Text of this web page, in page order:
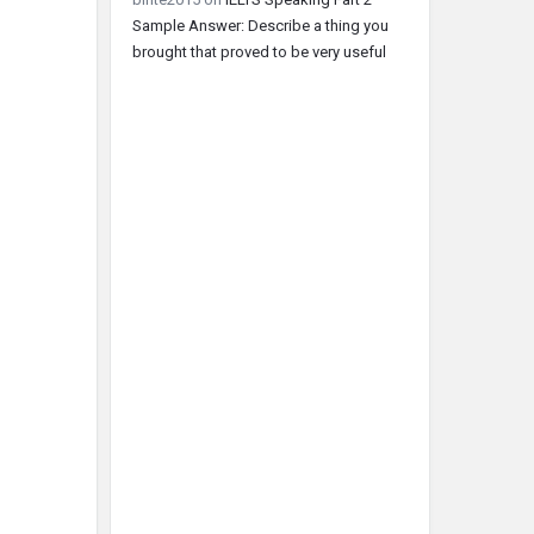
Sample Answer: Describe a thing you
brought that proved to be very useful